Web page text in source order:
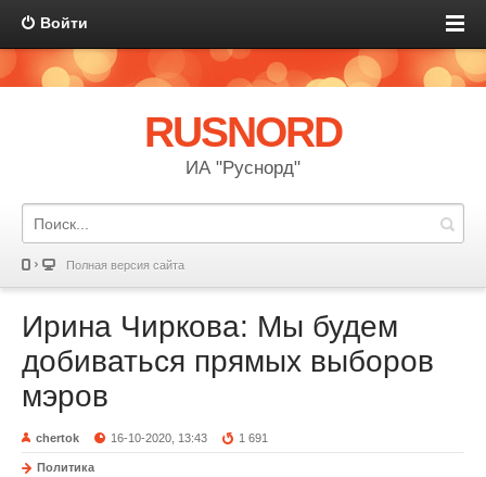
Войти
RUSNORD
ИА "Руснорд"
Полная версия сайта
Ирина Чиркова: Мы будем
добиваться прямых выборов
мэров
chertok 16-10-2020, 13:43 1 691
Политика